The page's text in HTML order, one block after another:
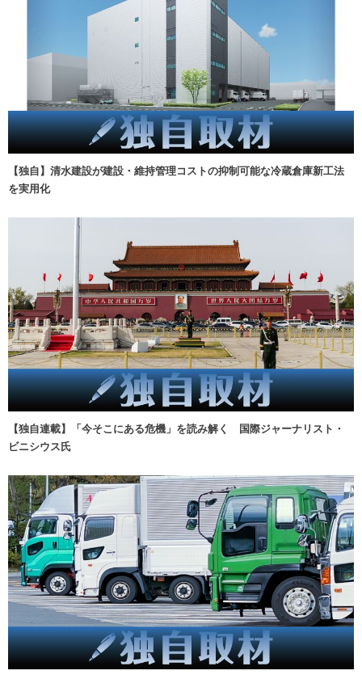
【独自】清水建設が建設・維持管理コストの抑制可能な冷蔵倉庫新工法
を実用化
【独自連載】「今そこにある危機」を読み解く 国際ジャーナリスト・
ビニシウス氏